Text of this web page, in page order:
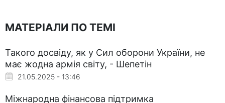
МАТЕРІАЛИ ПО ТЕМІ
Такого досвіду, як у Сил оборони України, не
має жодна армія світу, - Шепетін
21.05.2025 - 13:46
Міжнародна фінансова підтримка